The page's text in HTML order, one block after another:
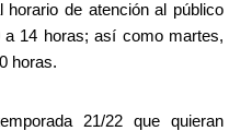
de atención al público
14 horas; así como martes,
horas.
21/22 que quieran